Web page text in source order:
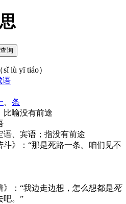
查询
lù yī tiáo）
语
条
比喻没有前途
语、宾语；指没有前途
斗》：“那是死路一条。咱们见不
》：“我边走边想，怎么想都是死
吧。”